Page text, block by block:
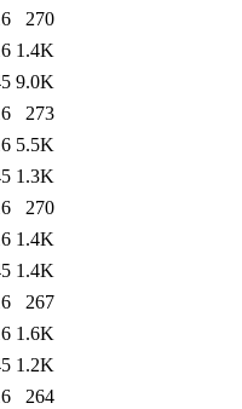
270
1.4K
9.0K
273
5.5K
1.3K
270
1.4K
1.4K
267
1.6K
1.2K
264